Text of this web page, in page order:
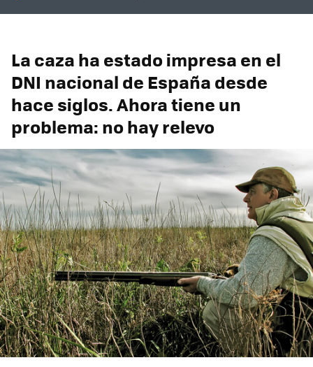
La caza ha estado impresa en el
DNI nacional de España desde
hace siglos. Ahora tiene un
problema: no hay relevo